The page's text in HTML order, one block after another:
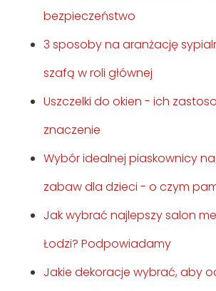
bezpieczeństwo
3 sposoby na aranżację
szafą w roli głównej
Uszczelki do okien - ich
znaczenie
Wybór idealnej piaskownicy
zabaw dla dzieci - o czym
Jak wybrać najlepszy salon
Łodzi? Podpowiadamy
Jakie dekoracje wybrać, aby